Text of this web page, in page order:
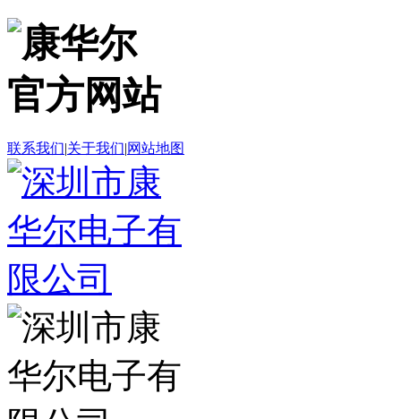
联系我们|关于我们|网站地图